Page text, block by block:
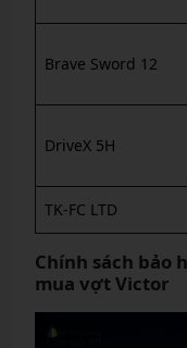
Brave Sword 12
DriveX 5H
TK-FC LTD
Chính sách bảo
mua vợt Victor